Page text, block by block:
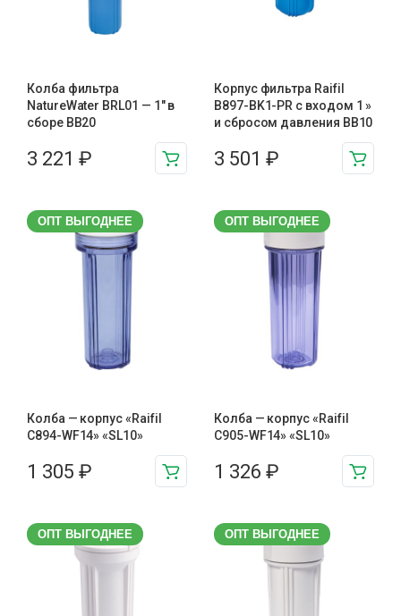
Колба фильтра
NatureWater BRL01 — 1″ в
сборе BB20
3 221 ₽
Корпус фильтра Raifil
B897-BK1-PR с входом 1 »
и сбросом давления BB10
3 501 ₽
ОПТ ВЫГОДНЕЕ
Колба — корпус «Raifil
C894-WF14» «SL10»
1 305 ₽
ОПТ ВЫГОДНЕЕ
Колба — корпус «Raifil
C905-WF14» «SL10»
1 326 ₽
ОПТ ВЫГОДНЕЕ ОПТ ВЫГОДНЕЕ